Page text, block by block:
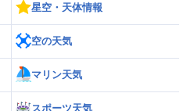
星空・天体情報
空の天気
マリン天気
スポーツ天気